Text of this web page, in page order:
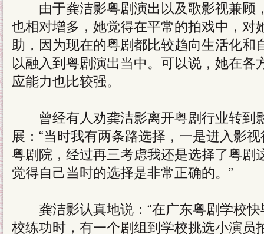
由于龚洁影粤剧演出以及歌影视兼顾
也相对增多，她觉得在平常的拍戏中，对
助，因为现在的粤剧都比较趋向生活化和
以融入到粤剧演出当中。可以说，她在各
应能力也比较强。
曾经有人劝龚洁影离开粤剧行业转到
展：“当时我有两条路选择，一是进入影
粤剧院，经过再三考虑我还是选择了粤剧
觉得自己当时的选择是非常正确的。”
龚洁影认真地说：“在广东粤剧学校快
校练功时，有一个剧组到学校挑选小演员